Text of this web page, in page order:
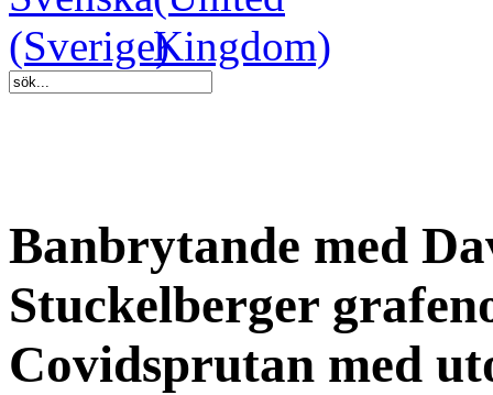
Banbrytande med
Stuckelberger
Covidsprutan med